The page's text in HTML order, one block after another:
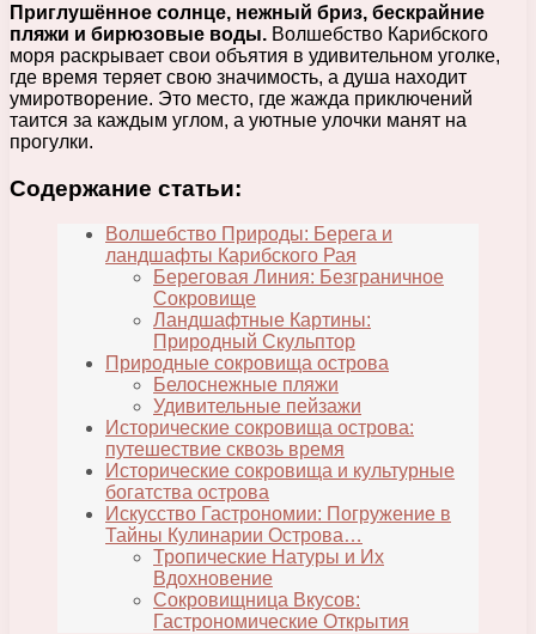
Приглушённое солнце, нежный бриз, бескрайние
пляжи и бирюзовые воды. Волшебство Карибского
моря раскрывает свои объятия в удивительном уголке,
где время теряет свою значимость, а душа находит
умиротворение. Это место, где жажда приключений
таится за каждым углом, а уютные улочки манят на
прогулки.
Содержание статьи:
Волшебство Природы: Берега и
ландшафты Карибского Рая
Береговая Линия: Безграничное
Сокровище
Ландшафтные Картины:
Природный Скульптор
Природные сокровища острова
Белоснежные пляжи
Удивительные пейзажи
Исторические сокровища острова:
путешествие сквозь время
Исторические сокровища и культурные
богатства острова
Искусство Гастрономии: Погружение в
Тайны Кулинарии Острова…
Тропические Натуры и Их
Вдохновение
Сокровищница Вкусов:
Гастрономические Открытия